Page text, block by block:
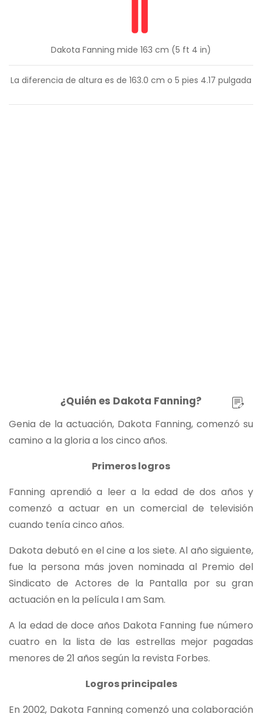
Dakota Fanning mide 163 cm (5 ft 4 in)
La diferencia de altura es de 163.0 cm o 5 pies 4.17 pulgada
¿Quién es Dakota Fanning?
Genia de la actuación, Dakota Fanning, comenzó su
camino a la gloria a los cinco años.
Primeros logros
Fanning aprendió a leer a la edad de dos años y
comenzó a actuar en un comercial de televisión
cuando tenía cinco años.
Dakota debutó en el cine a los siete. Al año siguiente,
fue la persona más joven nominada al Premio del
Sindicato de Actores de la Pantalla por su gran
actuación en la película I am Sam.
A la edad de doce años Dakota Fanning fue número
cuatro en la lista de las estrellas mejor pagadas
menores de 21 años según la revista Forbes.
Logros principales
En 2002, Dakota Fanning comenzó una colaboración